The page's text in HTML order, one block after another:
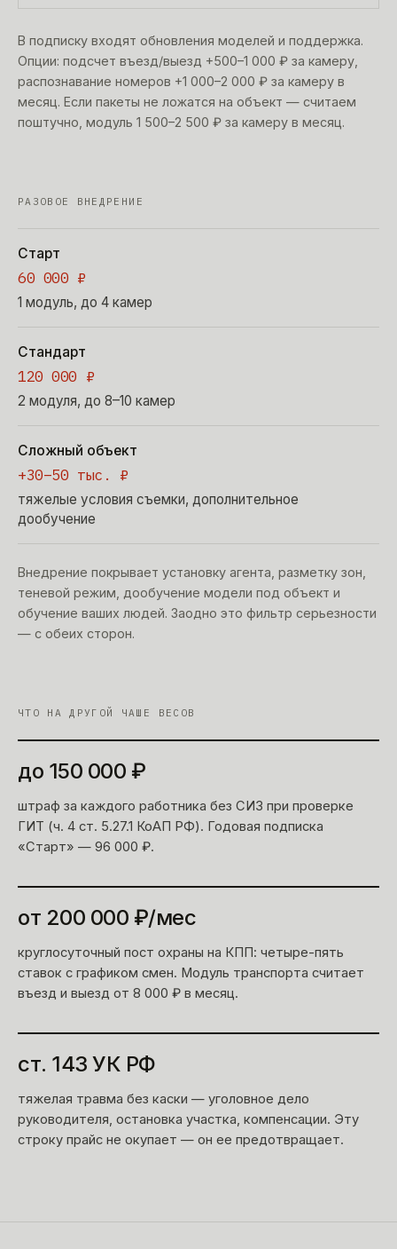
В подписку входят обновления моделей и поддержка.
Опции: подсчет въезд/выезд +500–1 000 ₽ за камеру,
распознавание номеров +1 000–2 000 ₽ за камеру в
месяц. Если пакеты не ложатся на объект — считаем
поштучно, модуль 1 500–2 500 ₽ за камеру в месяц.
РАЗОВОЕ ВНЕДРЕНИЕ
Старт
60 000 ₽
1 модуль, до 4 камер
Стандарт
120 000 ₽
2 модуля, до 8–10 камер
Сложный объект
+30–50 тыс. ₽
тяжелые условия съемки, дополнительное
дообучение
Внедрение покрывает установку агента, разметку зон,
теневой режим, дообучение модели под объект и
обучение ваших людей. Заодно это фильтр серьезности
— с обеих сторон.
ЧТО НА ДРУГОЙ ЧАШЕ ВЕСОВ
до 150 000 ₽
штраф за каждого работника без СИЗ при проверке
ГИТ (ч. 4 ст. 5.27.1 КоАП РФ). Годовая подписка
«Старт» — 96 000 ₽.
от 200 000 ₽/мес
круглосуточный пост охраны на КПП: четыре-пять
ставок с графиком смен. Модуль транспорта считает
въезд и выезд от 8 000 ₽ в месяц.
ст. 143 УК РФ
тяжелая травма без каски — уголовное дело
руководителя, остановка участка, компенсации. Эту
строку прайс не окупает — он ее предотвращает.